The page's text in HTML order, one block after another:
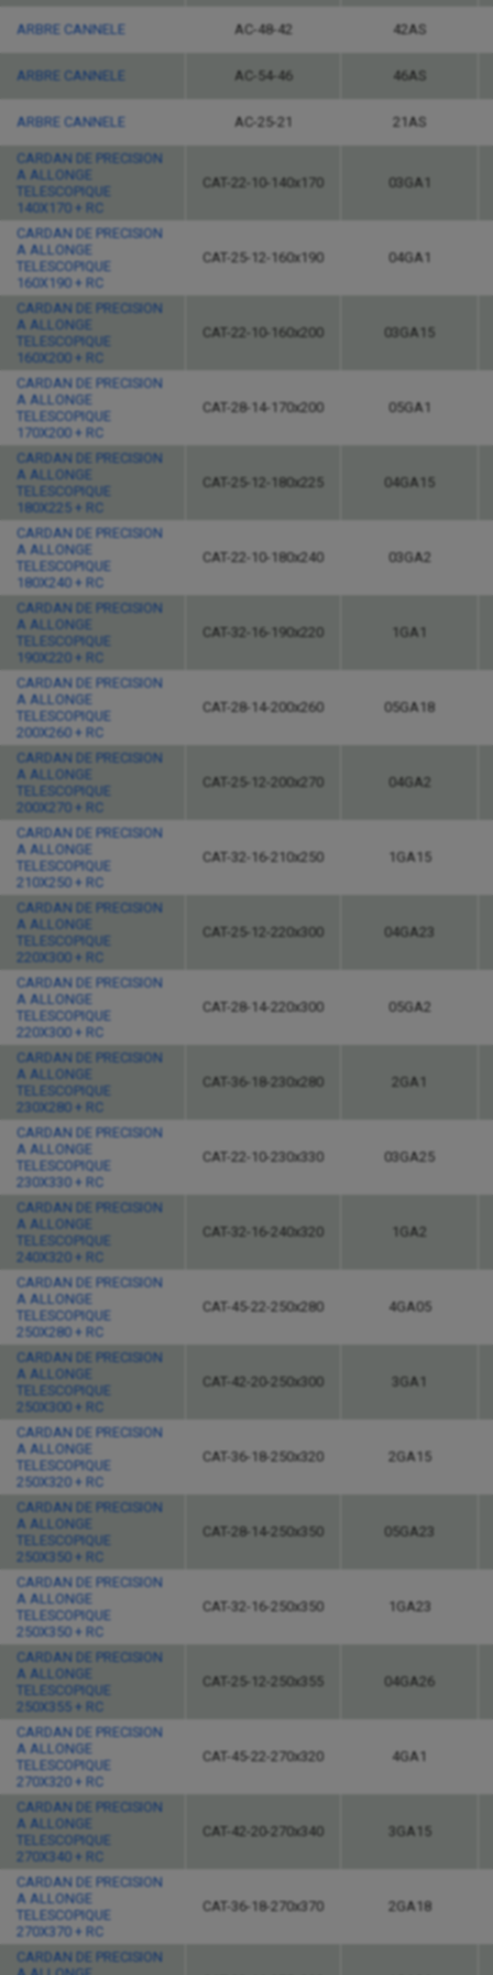
ARBRE CANNELE AC-48-42 42AS
ARBRE CANNELE AC-54-46 46AS
ARBRE CANNELE AC-25-21 21AS
CARDAN DE PRECISION
A ALLONGE
TELESCOPIQUE
140X170 + RC
CAT-22-10-140x170 03GA1
CARDAN DE PRECISION
A ALLONGE
TELESCOPIQUE
160X190 + RC
CAT-25-12-160x190 04GA1
CARDAN DE PRECISION
A ALLONGE
TELESCOPIQUE
160X200 + RC
CAT-22-10-160x200 03GA15
CARDAN DE PRECISION
A ALLONGE
TELESCOPIQUE
170X200 + RC
CAT-28-14-170x200 05GA1
CARDAN DE PRECISION
A ALLONGE
TELESCOPIQUE
180X225 + RC
CAT-25-12-180x225 04GA15
CARDAN DE PRECISION
A ALLONGE
TELESCOPIQUE
180X240 + RC
CAT-22-10-180x240 03GA2
CARDAN DE PRECISION
A ALLONGE
TELESCOPIQUE
190X220 + RC
CAT-32-16-190x220 1GA1
CARDAN DE PRECISION
A ALLONGE
TELESCOPIQUE
200X260 + RC
CAT-28-14-200x260 05GA18
CARDAN DE PRECISION
A ALLONGE
TELESCOPIQUE
200X270 + RC
CAT-25-12-200x270 04GA2
CARDAN DE PRECISION
A ALLONGE
TELESCOPIQUE
210X250 + RC
CAT-32-16-210x250 1GA15
CARDAN DE PRECISION
A ALLONGE
TELESCOPIQUE
220X300 + RC
CAT-25-12-220x300 04GA23
CARDAN DE PRECISION
A ALLONGE
TELESCOPIQUE
220X300 + RC
CAT-28-14-220x300 05GA2
CARDAN DE PRECISION
A ALLONGE
TELESCOPIQUE
230X280 + RC
CAT-36-18-230x280 2GA1
CARDAN DE PRECISION
A ALLONGE
TELESCOPIQUE
230X330 + RC
CAT-22-10-230x330 03GA25
CARDAN DE PRECISION
A ALLONGE
TELESCOPIQUE
240X320 + RC
CAT-32-16-240x320 1GA2
CARDAN DE PRECISION
A ALLONGE
TELESCOPIQUE
250X280 + RC
CAT-45-22-250x280 4GA05
CARDAN DE PRECISION
A ALLONGE
TELESCOPIQUE
250X300 + RC
CAT-42-20-250x300 3GA1
CARDAN DE PRECISION
A ALLONGE
TELESCOPIQUE
250X320 + RC
CAT-36-18-250x320 2GA15
CARDAN DE PRECISION
A ALLONGE
TELESCOPIQUE
250X350 + RC
CAT-28-14-250x350 05GA23
CARDAN DE PRECISION
A ALLONGE
TELESCOPIQUE
250X350 + RC
CAT-32-16-250x350 1GA23
CARDAN DE PRECISION
A ALLONGE
TELESCOPIQUE
250X355 + RC
CAT-25-12-250x355 04GA26
CARDAN DE PRECISION
A ALLONGE
TELESCOPIQUE
270X320 + RC
CAT-45-22-270x320 4GA1
CARDAN DE PRECISION
A ALLONGE
TELESCOPIQUE
270X340 + RC
CAT-42-20-270x340 3GA15
CARDAN DE PRECISION
A ALLONGE
TELESCOPIQUE
270X370 + RC
CAT-36-18-270x370 2GA18
CARDAN DE PRECISION